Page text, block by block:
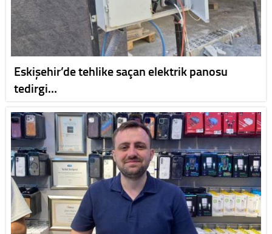
Eskişehir’de tehlike saçan elektrik panosu
tedirgi…